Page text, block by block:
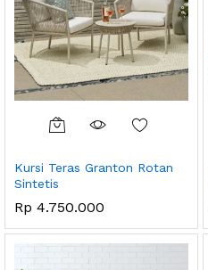
Kursi Teras Granton Rotan
Sintetis
Rp 4.750.000